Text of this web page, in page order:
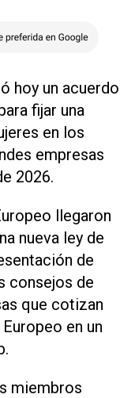
hoy un acuerdo
fijar una
en los
empresas
2026.
llegaron
nueva ley de
de
consejos de
que cotizan
en un
miembros